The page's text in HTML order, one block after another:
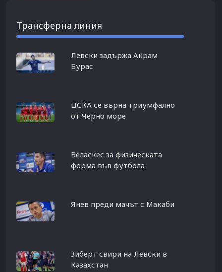
Трансферна линия
Левски задържа Акрам
Бурас
ЦСКА се върна триумфално
от Черно море
Веласкес за физическата
форма във футбола
Янев преди мачът с Макаби
Зиберт свири на Левски в
Казахстан